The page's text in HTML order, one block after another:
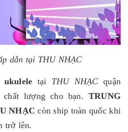
dẫn tại THU NHẠC
tại THU NHẠC quận
lượng cho bạn. TRUNG
NHẠC còn ship toàn quốc khi
trở lên.